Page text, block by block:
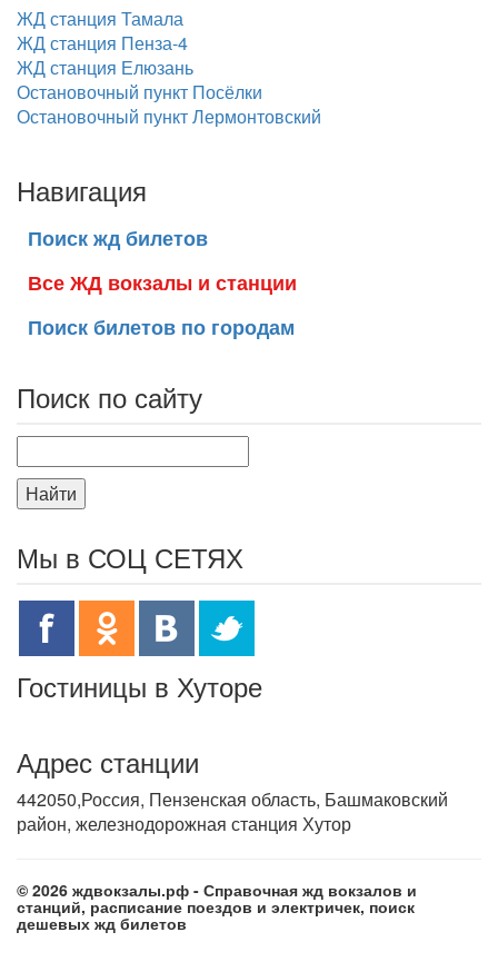
ЖД станция Тамала
ЖД станция Пенза-4
ЖД станция Елюзань
Остановочный пункт Посёлки
Остановочный пункт Лермонтовский
Навигация
Поиск жд билетов
Все ЖД вокзалы и станции
Поиск билетов по городам
Поиск по сайту
Найти
Мы в СОЦ СЕТЯХ
Гостиницы в Хуторе
Адрес станции
442050,Россия, Пензенская область, Башмаковский
район, железнодорожная станция Хутор
© 2026 ждвокзалы.рф - Справочная жд вокзалов и
станций, расписание поездов и электричек, поиск
дешевых жд билетов